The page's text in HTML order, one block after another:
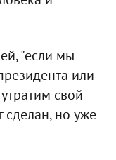
"если мы
или
свой
сделан, но уже